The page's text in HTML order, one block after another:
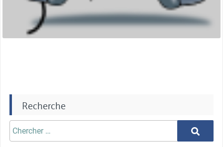
Recherche
Chercher
aprè:
Chercher